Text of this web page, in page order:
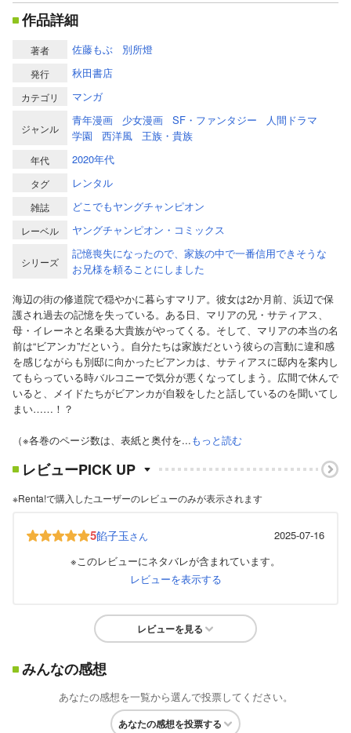
作品詳細
著者 佐藤もぶ 別所燈
発行 秋田書店
カテゴリ マンガ
ジャンル
青年漫画 少女漫画 SF・ファンタジー
人間ドラマ
学園
西洋風 王族・貴族
年代 2020年代
タグ レンタル
雑誌 どこでもヤングチャンピオン
レーベル ヤングチャンピオン・コミックス
シリーズ
記憶喪失になったので、家族の中で一番信用できそうな
お兄様を頼ることにしました
海辺の街の修道院で穏やかに暮らすマリア。彼女は2か月前、浜辺で保
護され過去の記憶を失っている。ある日、マリアの兄・サティアス、
母・イレーネと名乗る大貴族がやってくる。そして、マリアの本当の名
前は“ビアンカ”だという。自分たちは家族だという彼らの言動に違和感
を感じながらも別邸に向かったビアンカは、サティアスに邸内を案内し
てもらっている時バルコニーで気分が悪くなってしまう。広間で休んで
いると、メイドたちがビアンカが自殺をしたと話しているのを聞いてし
まい……！？
（※各巻のページ数は、表紙と奥付を...もっと読む
レビューPICK UP
※Renta!で購入したユーザーのレビューのみが表示されます
5餡子玉さん
2025-07-16
※このレビューにネタバレが含まれています。
レビューを表示する
レビューを見る
みんなの感想
あなたの感想を一覧から選んで投票してください。
あなたの感想を投票する